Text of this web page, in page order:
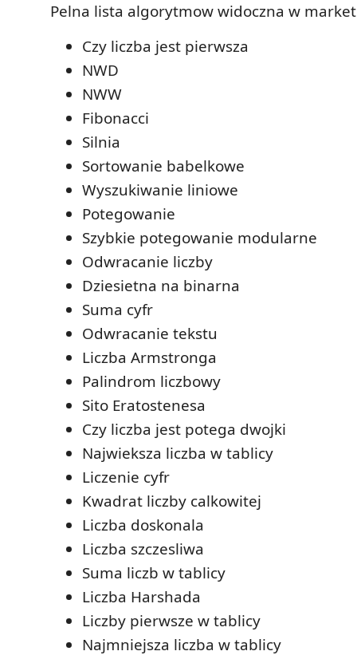
Pelna lista algorytmow widoczna w
Czy liczba jest pierwsza
NWD
NWW
Fibonacci
Silnia
Sortowanie babelkowe
Wyszukiwanie liniowe
Potegowanie
Szybkie potegowanie modularne
Odwracanie liczby
Dziesietna na binarna
Suma cyfr
Odwracanie tekstu
Liczba Armstronga
Palindrom liczbowy
Sito Eratostenesa
Czy liczba jest potega dwojki
Najwieksza liczba w tablicy
Liczenie cyfr
Kwadrat liczby calkowitej
Liczba doskonala
Liczba szczesliwa
Suma liczb w tablicy
Liczba Harshada
Liczby pierwsze w tablicy
Najmniejsza liczba w tablicy